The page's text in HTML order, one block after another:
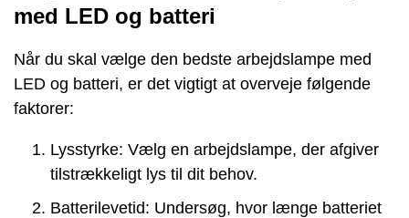
med LED og batteri
Når du skal vælge den bedste arbejdslampe med
LED og batteri, er det vigtigt at overveje følgende
faktorer:
Lysstyrke: Vælg en arbejdslampe, der afgiver
tilstrækkeligt lys til dit behov.
Batterilevetid: Undersøg, hvor længe batteriet